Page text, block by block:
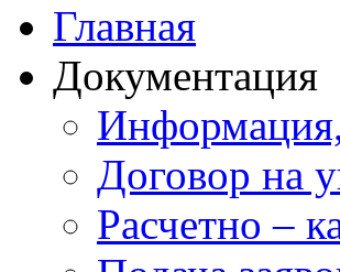
Главная
Документация
Договор на
Расчетно –